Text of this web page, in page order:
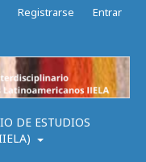
DE ESTUDIOS
Registrarse Entrar